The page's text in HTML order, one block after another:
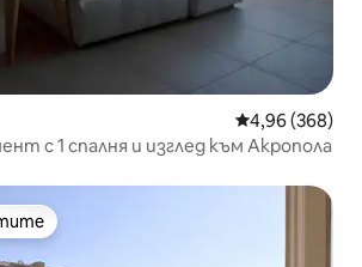
Средна
4,96 (368)
с 1 спалня и изглед към Акропола
на гостите